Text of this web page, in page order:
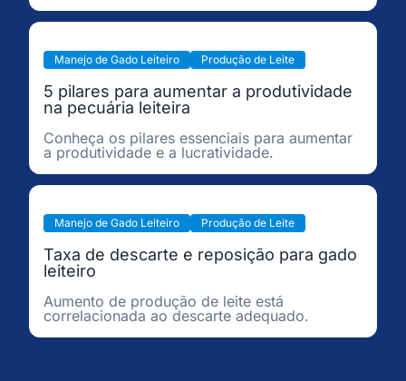
Manejo de Gado Leiteiro Produção de Leite
5 pilares para aumentar a produtividade
na pecuária leiteira
Conheça os pilares essenciais para aumentar
a produtividade e a lucratividade.
Manejo de Gado Leiteiro Produção de Leite
Taxa de descarte e reposição para gado
leiteiro
Aumento de produção de leite está
correlacionada ao descarte adequado.